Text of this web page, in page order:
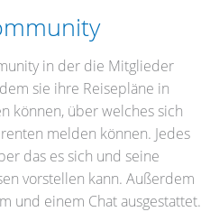
in der die Mitglieder
sie ihre Reisepläne in
können, über welches sich
melden können. Jedes
das es sich und seine
vorstellen kann. Außerdem
und einem Chat ausgestattet.